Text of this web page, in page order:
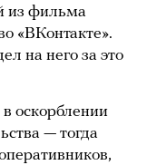
из фильма
«ВКонтакте».
на него за это
оскорблении
— тогда